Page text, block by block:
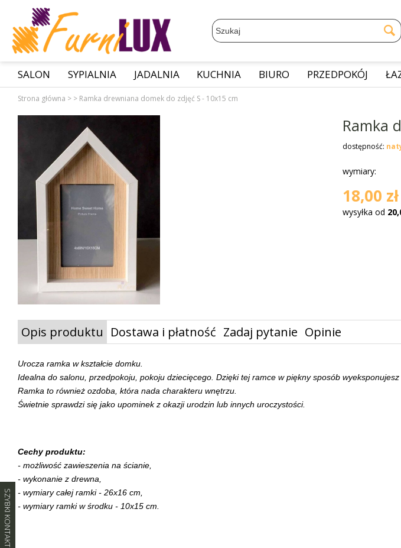
SZYBKI KONTAKT
Strona główna > > Ramka drewniana domek do zdjęć S - 10x15 cm
Ramka
dostępność:
wymiary:
18,00 zł
wysyłka od
Opis produktu Dostawa i płatność Zadaj pytanie Opinie
Urocza ramka w kształcie domku.
Idealna do salonu, przedpokoju, pokoju dziecięcego. Dzięki tej ramce w piękny sposób wyeksponujesz
Ramka to również ozdoba, która nada charakteru wnętrzu.
Świetnie sprawdzi się jako upominek z okazji urodzin lub innych uroczystości.
Cechy produktu:
- możliwość zawieszenia na ścianie,
- wykonanie z drewna,
- wymiary całej ramki - 26x16 cm,
- wymiary ramki w środku - 10x15 cm.

SALON SYPIALNIA JADALNIA KUCHNIA BIURO PRZEDPOKÓJ